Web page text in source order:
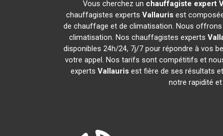
Vous cherchez un chauffagiste expert
chauffagistes experts Vallaurisest
de chauffage et de climatisation. Nous
climatisation. Nos chauffagistes experts
disponibles 24h/24, 7j/7 pour répondre à vos
votre appel. Nos tarifs sont compétitifs et
experts Vallaurisest fière de ses résultats
notre rapidité